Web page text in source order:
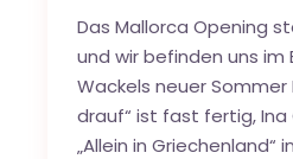
Das Mallorca Opening
und wir befinden uns im
Wackels neuer Sommer
drauf“ ist fast fertig,
„Allein in Griechenland“